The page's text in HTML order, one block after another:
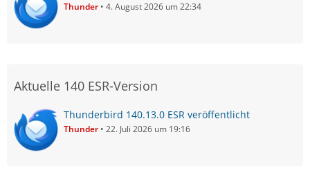
Thunder 4. August 2026 um 22:34
Aktuelle 140 ESR-Version
Thunderbird 140.13.0 ESR veröffentlicht
Thunder 22. Juli 2026 um 19:16